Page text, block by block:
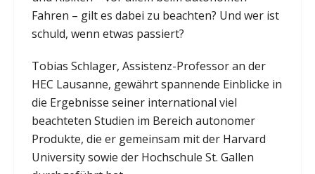
Fahren – gilt es dabei zu beachten? Und wer ist
schuld, wenn etwas passiert?
Tobias Schlager, Assistenz-Professor an der
HEC Lausanne, gewährt spannende Einblicke in
die Ergebnisse seiner international viel
beachteten Studien im Bereich autonomer
Produkte, die er gemeinsam mit der Harvard
University sowie der Hochschule St. Gallen